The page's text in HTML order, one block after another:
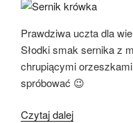
Prawdziwa uczta dla
Słodki smak sernika z
chrupiącymi
spróbować 😉
Czytaj dalej„Sernik